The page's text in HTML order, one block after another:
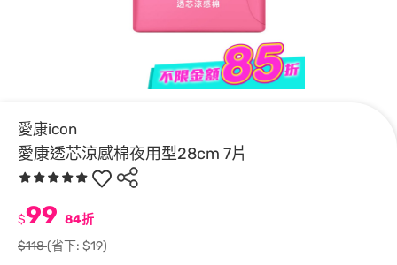
愛康icon
愛康透芯涼感棉夜用型28cm 7片
$99 84折
$118(省下: $19)